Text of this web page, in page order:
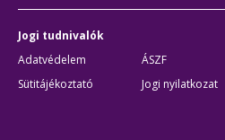
Jogi tudnivalók
Adatvédelem
ÁSZF
Sütitájékoztató
Jogi nyilatkozat